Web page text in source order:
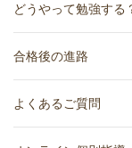
どうやって勉強する
合格後の進路
よくあるご質問